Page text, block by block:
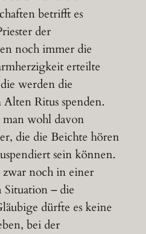
betrifft es
der
noch immer die
erteilte
werden die
Ritus spenden.
wohl davon
die die Beichte hören
sein können.
noch in einer
– die
dürfte es keine
bei der